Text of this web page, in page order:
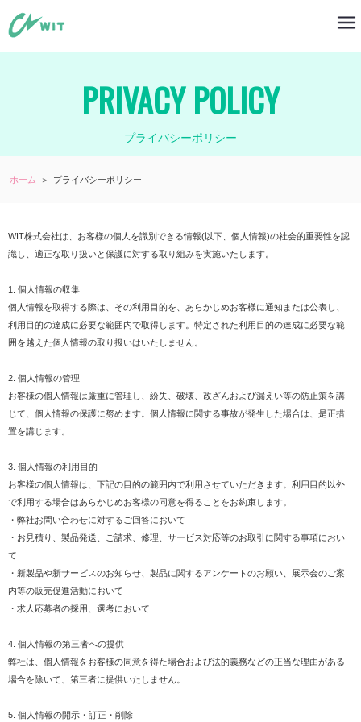
PRIVACY POLICY
プライバシーポリシー
ホーム ＞ プライバシーポリシー
WIT株式会社は、お客様の個人を識別できる情報(以下、個人情報)の社会的重要性を認
識し、適正な取り扱いと保護に対する取り組みを実施いたします。
1. 個人情報の収集
個人情報を取得する際は、その利用目的を、あらかじめお客様に通知または公表し、
利用目的の達成に必要な範囲内で取得します。特定された利用目的の達成に必要な範
囲を越えた個人情報の取り扱いはいたしません。
2. 個人情報の管理
お客様の個人情報は厳重に管理し、紛失、破壊、改ざんおよび漏えい等の防止策を講
じて、個人情報の保護に努めます。個人情報に関する事故が発生した場合は、是正措
置を講じます。
3. 個人情報の利用目的
お客様の個人情報は、下記の目的の範囲内で利用させていただきます。利用目的以外
で利用する場合はあらかじめお客様の同意を得ることをお約束します。
・弊社お問い合わせに対するご回答において
・お見積り、製品発送、ご請求、修理、サービス対応等のお取引に関する事項におい
て
・新製品や新サービスのお知らせ、製品に関するアンケートのお願い、展示会のご案
内等の販売促進活動において
・求人応募者の採用、選考において
4. 個人情報の第三者への提供
弊社は、個人情報をお客様の同意を得た場合および法的義務などの正当な理由がある
場合を除いて、第三者に提供いたしません。
5. 個人情報の開示・訂正・削除